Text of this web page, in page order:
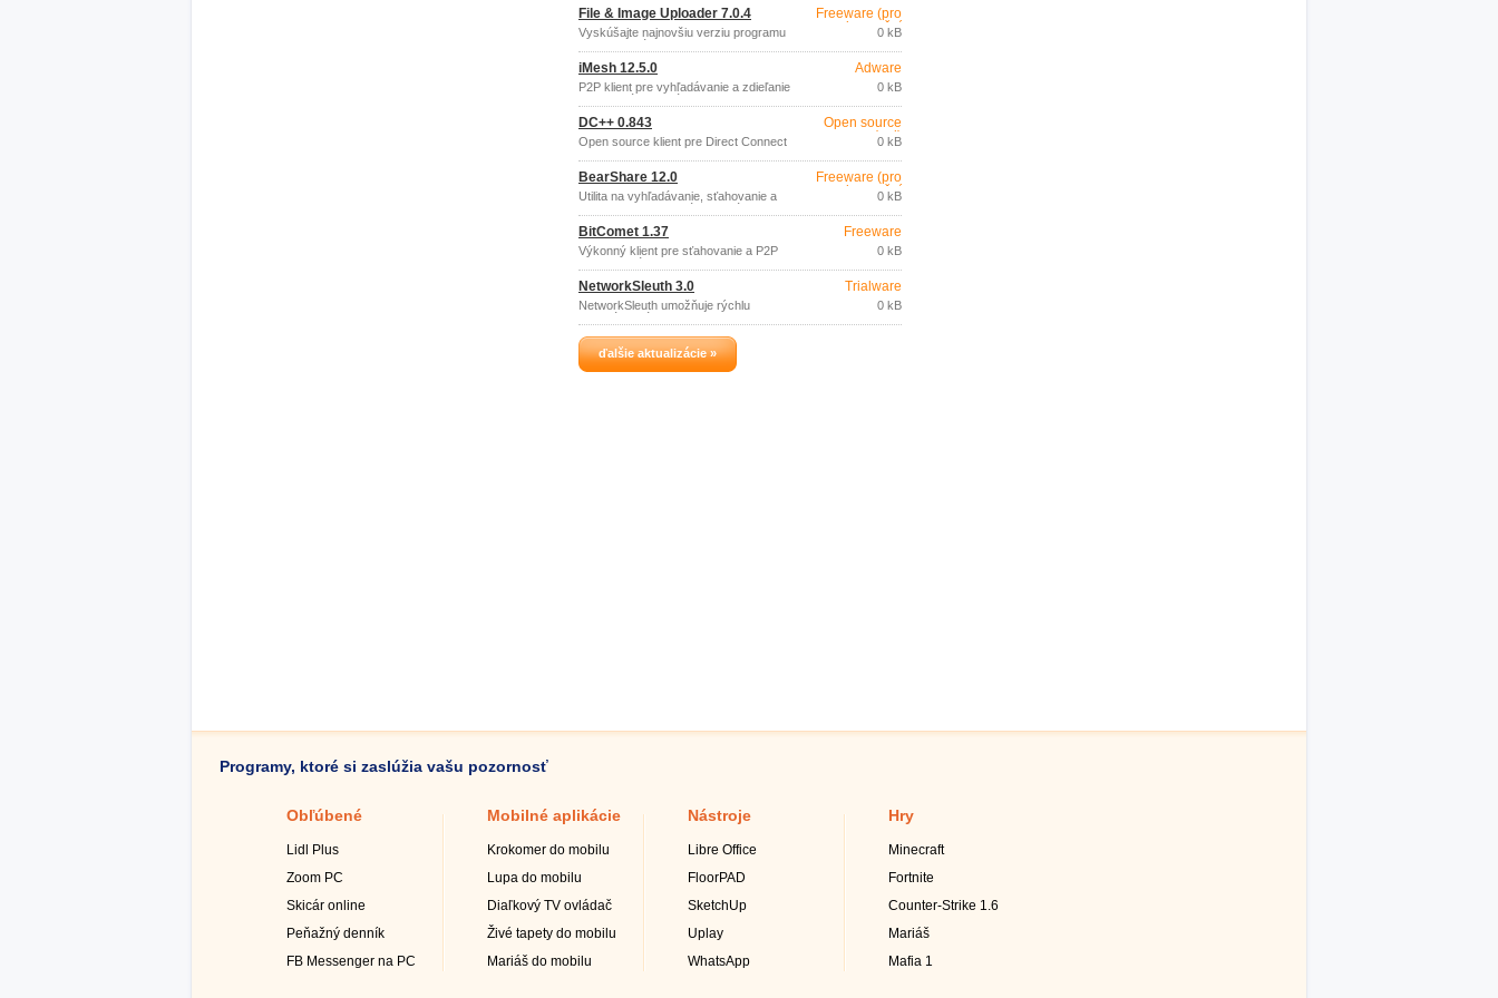
File & Image Uploader 7.0.4
Vyskúšajte najnovšiu verziu programu
na upload súborov.
Freeware (pro
nekomerční
účely)
0 kB
iMesh 12.5.0
P2P klient pre vyhľadávanie a zdieľanie
multimediálnych súborov v sieti
používateľov iMesh.
Adware
0 kB
DC++ 0.843
Open source klient pre Direct Connect
Open source
(gpl)
0 kB
BearShare 12.0
Utilita na vyhľadávanie, sťahovanie a
zdieľanie hudby a krátkych súborov s
videom (pod 15 min.
Freeware (pro
nekomerční
účely)
0 kB
BitComet 1.37
Výkonný klient pre sťahovanie a P2P
zdieľanie súborov, s podporou BitTorrent,
HTTP a FTP.
Freeware
0 kB
NetworkSleuth 3.0
NetworkSleuth umožňuje rýchlu
lokalizáciu súborov v sieti.
Trialware
0 kB
ďalšie aktualizácie »
Programy, ktoré si zaslúžia vašu pozornosť
Obľúbené
Lidl Plus
Zoom PC
Skicár online
Peňažný denník
FB Messenger na PC
Mobilné aplikácie
Krokomer do mobilu
Lupa do mobilu
Diaľkový TV ovládač
Živé tapety do mobilu
Mariáš do mobilu
Nástroje
Libre Office
FloorPAD
SketchUp
Uplay
WhatsApp
Hry
Minecraft
Fortnite
Counter-Strike 1.6
Mariáš
Mafia 1